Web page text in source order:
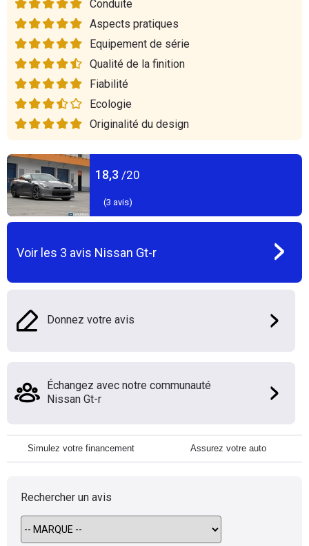
Conduite
Aspects pratiques
Equipement de série
Qualité de la finition
Fiabilité
Ecologie
Originalité du design
18,3 /20
(3 avis)
Voir les 3 avis Nissan Gt-r
Donnez votre avis
Échangez avec notre communauté
Nissan Gt-r
Simulez votre financement Assurez votre auto
Rechercher un avis